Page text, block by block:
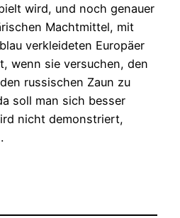
wird, und noch genauer
Machtmittel, mit
verkleideten Europäer
wenn sie versuchen, den
russischen Zaun zu
soll man sich besser
nicht demonstriert,